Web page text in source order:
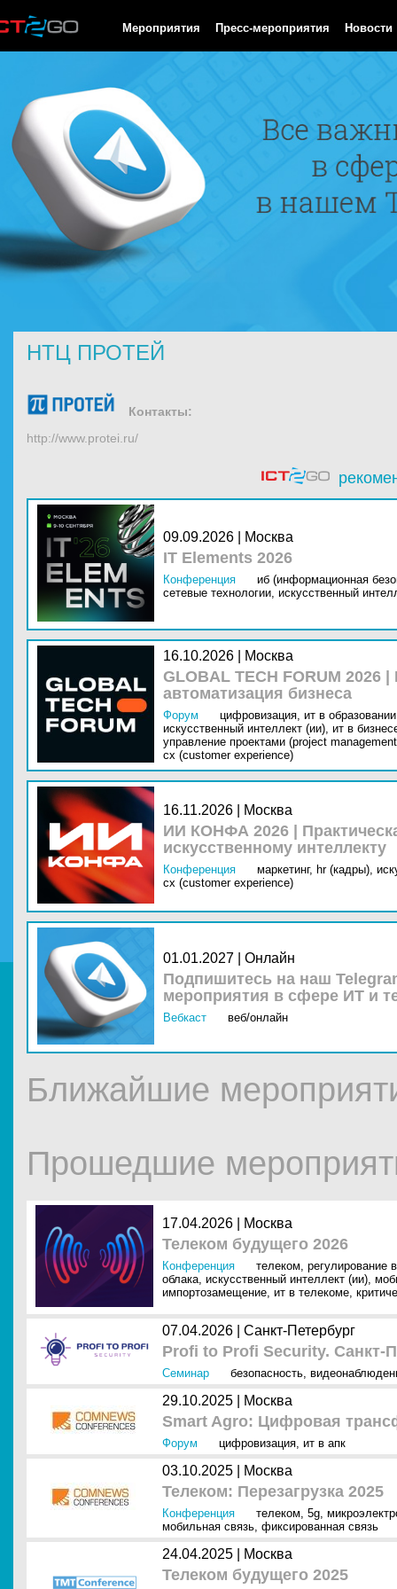
Мероприятия Пресс-мероприятия Новости
НТЦ ПРОТЕЙ
Контакты:
http://www.protei.ru/
09.09.2026 | Москва
IT Elements 2026
Конференция
иб (информационная
сетевые технологии, искусственный
16.10.2026 | Москва
GLOBAL TECH FORUM
автоматизация бизнеса
Форум цифровизация, ит в
искусственный интеллект (ии), ит в
управление проектами (project
cx (customer experience)
16.11.2026 | Москва
ИИ КОНФА 2026 |
искусственному интеллекту
Конференция маркетинг, hr (кадры),
cx (customer experience)
01.01.2027 | Онлайн
Подпишитесь на наш
мероприятия в сфере ИТ и
Вебкаст веб/онлайн
Ближайшие
Прошедшие
17.04.2026 | Москва
Телеком будущего 2026
Конференция телеком, регулирование
облака, искусственный интеллект (ии),
импортозамещение, ит в телекоме,
07.04.2026 | Санкт-Петербург
Profi to Profi Security. Санкт-
Семинар безопасность,
29.10.2025 | Москва
Smart Agro: Цифровая
Форум цифровизация, ит в апк
03.10.2025 | Москва
Телеком: Перезагрузка 2025
Конференция телеком, 5g,
мобильная связь, фиксированная связь
24.04.2025 | Москва
Телеком будущего 2025